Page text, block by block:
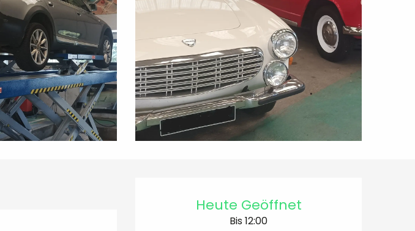
Öffnungszeiten & Kontaktdaten
Heute Geöffnet
Bis 12:00